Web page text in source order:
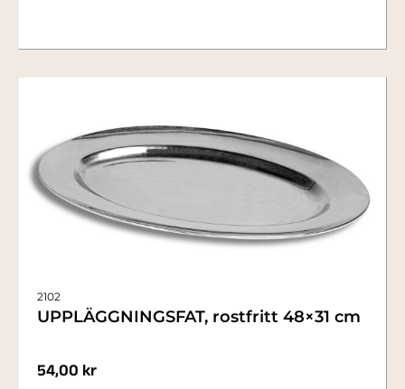
2102
UPPLÄGGNINGSFAT, rostfritt 48×31 cm
54,00 kr